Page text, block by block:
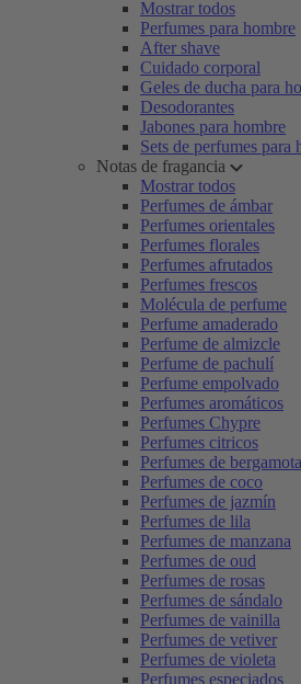
Mostrar todos
Perfumes para hombre
After shave
Cuidado corporal
Geles de ducha para
Desodorantes
Jabones para hombre
Sets de perfumes para
Notas de fragancia
Mostrar todos
Perfumes de ámbar
Perfumes orientales
Perfumes florales
Perfumes afrutados
Perfumes frescos
Molécula de perfume
Perfume amaderado
Perfume de almizcle
Perfume de pachulí
Perfume empolvado
Perfumes aromáticos
Perfumes Chypre
Perfumes citricos
Perfumes de bergamota
Perfumes de coco
Perfumes de jazmín
Perfumes de lila
Perfumes de manzana
Perfumes de oud
Perfumes de rosas
Perfumes de sándalo
Perfumes de vainilla
Perfumes de vetiver
Perfumes de violeta
Perfumes especiados